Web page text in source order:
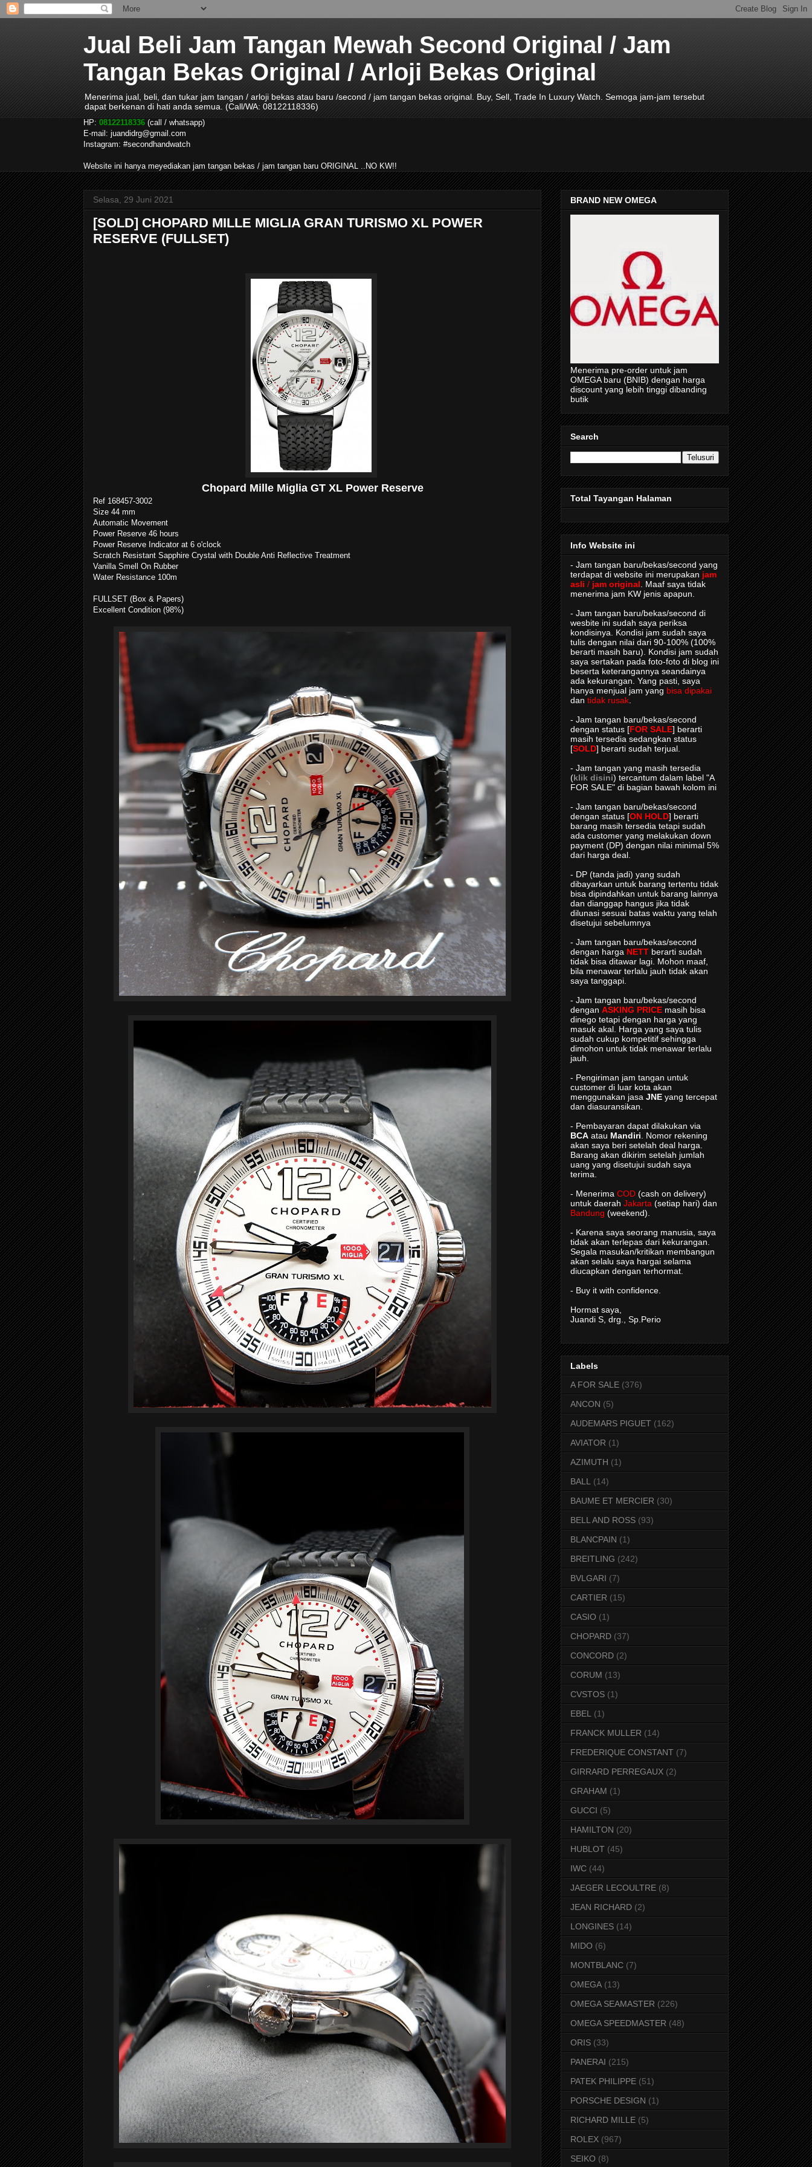
Jual Beli Jam Tangan Mewah Second Original / Jam
Tangan Bekas Original / Arloji Bekas Original
Menerima jual, beli, dan tukar jam tangan / arloji bekas atau baru /second / jam tangan bekas original. Buy, Sell, Trade In Luxury Watch. Semoga jam-jam tersebut
dapat berkenan di hati anda semua. (Call/WA: 08122118336)
HP: 08122118336 (call / whatsapp)
E-mail: juandidrg@gmail.com
Instagram: #secondhandwatch
Website ini hanya meyediakan jam tangan bekas / jam tangan baru ORIGINAL ..NO KW!!
Selasa, 29 Juni 2021
[SOLD] CHOPARD MILLE MIGLIA GRAN TURISMO XL POWER
RESERVE (FULLSET)
Chopard Mille Miglia GT XL Power Reserve
Ref 168457-3002
Size 44 mm
Automatic Movement
Power Reserve 46 hours
Power Reserve Indicator at 6 o'clock
Scratch Resistant Sapphire Crystal with Double Anti Reflective Treatment
Vanilla Smell On Rubber
Water Resistance 100m
FULLSET (Box & Papers)
Excellent Condition (98%)
BRAND NEW OMEGA
Menerima pre-order untuk jam
OMEGA baru (BNIB) dengan harga
discount yang lebih tinggi dibanding
butik
Search
Total Tayangan Halaman
Info Website ini
- Jam tangan baru/bekas/second yang
terdapat di website ini merupakan jam
asli / jam original . Maaf saya tidak
menerima jam KW jenis apapun.
- Jam tangan baru/bekas/second di
wesbite ini sudah saya periksa
kondisinya. Kondisi jam sudah saya
tulis dengan nilai dari 90-100% (100%
berarti masih baru). Kondisi jam sudah
saya sertakan pada foto-foto di blog ini
beserta keterangannya seandainya
ada kekurangan. Yang pasti, saya
hanya menjual jam yang bisa dipakai
dan tidak rusak
- Jam tangan baru/bekas/second
dengan status [FOR SALE] berarti
masih tersedia sedangkan status
[SOLD] berarti sudah terjual.
- Jam tangan yang masih tersedia
(klik disini) tercantum dalam label "A
FOR SALE" di bagian bawah kolom ini
- Jam tangan baru/bekas/second
dengan status [ON HOLD] berarti
barang masih tersedia tetapi sudah
ada customer yang melakukan down
payment (DP) dengan nilai minimal 5%
dari harga deal.
- DP (tanda jadi) yang sudah
dibayarkan untuk barang tertentu tidak
bisa dipindahkan untuk barang lainnya
dan dianggap hangus jika tidak
dilunasi sesuai batas waktu yang telah
disetujui sebelumnya
- Jam tangan baru/bekas/second
dengan harga NETT berarti sudah
tidak bisa ditawar lagi. Mohon maaf,
bila menawar terlalu jauh tidak akan
saya tanggapi.
- Jam tangan baru/bekas/second
dengan ASKING PRICE masih bisa
dinego tetapi dengan harga yang
masuk akal. Harga yang saya tulis
sudah cukup kompetitif sehingga
dimohon untuk tidak menawar terlalu
jauh.
- Pengiriman jam tangan untuk
customer di luar kota akan
menggunakan jasa JNE yang tercepat
dan diasuransikan.
- Pembayaran dapat dilakukan via
BCA atau Mandiri . Nomor rekening
akan saya beri setelah deal harga.
Barang akan dikirim setelah jumlah
uang yang disetujui sudah saya
terima.
- Menerima COD (cash on delivery)
untuk daerah Jakarta (setiap hari) dan
Bandung (weekend).
- Karena saya seorang manusia, saya
tidak akan terlepas dari kekurangan.
Segala masukan/kritikan membangun
akan selalu saya hargai selama
diucapkan dengan terhormat.
- Buy it with confidence.
Hormat saya,
Juandi S, drg., Sp.Perio
Labels
A FOR SALE (376)
ANCON (5)
AUDEMARS PIGUET (162)
AVIATOR (1)
AZIMUTH (1)
BALL
(14)
BAUME ET MERCIER (30)
BELL AND ROSS (93)
BLANCPAIN (1)
BREITLING (242)
BVLGARI (7)
CARTIER (15)
CASIO (1)
CHOPARD (37)
CONCORD (2)
CORUM (13)
CVSTOS (1)
EBEL
(1)
FRANCK MULLER (14)
FREDERIQUE CONSTANT (7)
GIRRARD PERREGAUX (2)
GRAHAM (1)
GUCCI (5)
HAMILTON (20)
HUBLOT (45)
IWC (44)
JAEGER LECOULTRE (8)
JEAN RICHARD (2)
LONGINES (14)
MIDO (6)
MONTBLANC (7)
OMEGA (13)
OMEGA SEAMASTER (226)
OMEGA SPEEDMASTER (48)
ORIS (33)
PANERAI (215)
PATEK PHILIPPE (51)
PORSCHE DESIGN (1)
RICHARD MILLE (5)
ROLEX (967)
SEIKO (8)